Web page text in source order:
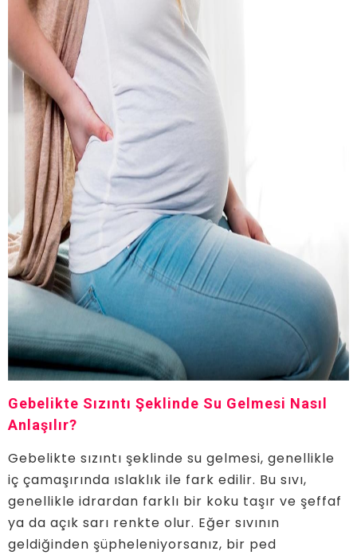
Gebelikte Sızıntı Şeklinde Su Gelmesi Nasıl
Anlaşılır?
Gebelikte sızıntı şeklinde su gelmesi, genellikle
iç çamaşırında ıslaklık ile fark edilir. Bu sıvı,
genellikle idrardan farklı bir koku taşır ve şeffaf
ya da açık sarı renkte olur. Eğer sıvının
geldiğinden şüpheleniyorsanız, bir ped